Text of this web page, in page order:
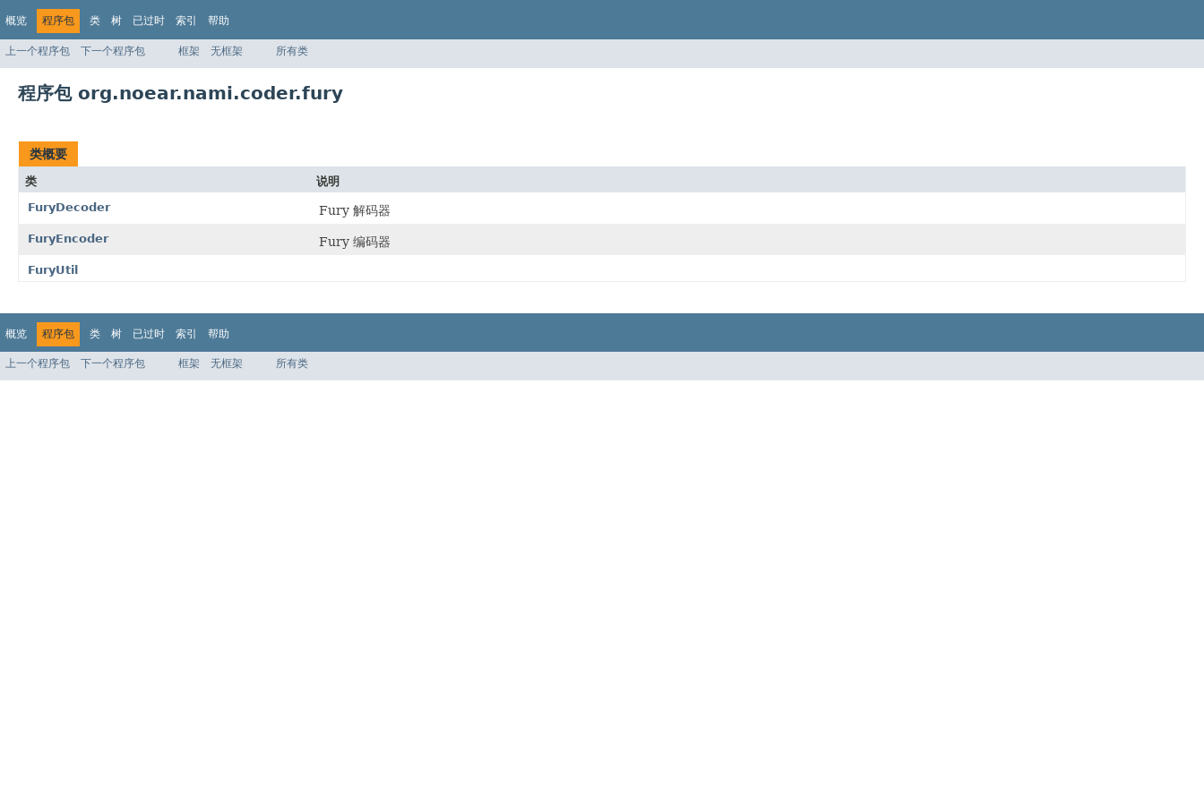
概览 程序包 类 树 已过时 索引 帮助
上一个程序包 下一个程序包 框架 无框架 所有类
程序包 org.noear.nami.coder.fury
类概要
类
说明
FuryDecoder
Fury 解码器
FuryEncoder Fury 编码器
FuryUtil
概览 程序包 类 树 已过时 索引 帮助
上一个程序包 下一个程序包 框架 无框架 所有类